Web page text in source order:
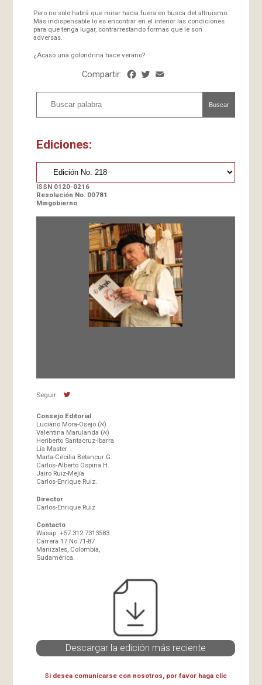
Pero no solo habrá que mirar hacia fuera en busca del altruismo.
Más indispensable lo es encontrar en el interior las condiciones
para que tenga lugar, contrarrestando formas que le son
adversas.
¿Acaso una golondrina hace verano?
Compartir: Facebook
Twitter
Buscar
Ediciones:
ISSN 0120-0216
Resolución No. 00781
Mingobierno
Seguir:
Consejo Editorial
Luciano Mora-Osejo (א)
Valentina Marulanda (א)
Heriberto Santacruz-Ibarra
Lia Master
Marta-Cecilia Betancur G.
Carlos-Alberto Ospina H.
Jairo Ruiz-Mejía
Carlos-Enrique Ruiz.
Director
Carlos-Enrique Ruiz
Contacto
Wasap: +57 312 7313583
Carrera 17 No 71-87
Manizales, Colombia,
Sudamérica.
Descargar la edición más reciente
Si desea comunicarse con nosotros, por favor haga clic